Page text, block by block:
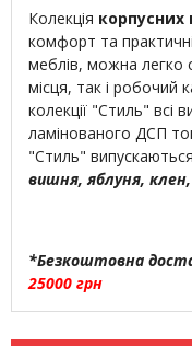
Колекція корпусних
комфорт та
меблів, можна легко
місця, так і робочий
колекції "Стиль" всі
ламінованого ДСП
"Стиль"
вишня, яблуня, клен,
*Безкоштовна
25000 грн